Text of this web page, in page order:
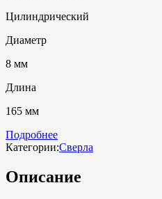
Цилиндрический
Диаметр
8 мм
Длина
165 мм
Подробнее
Категории:Сверла
Описание